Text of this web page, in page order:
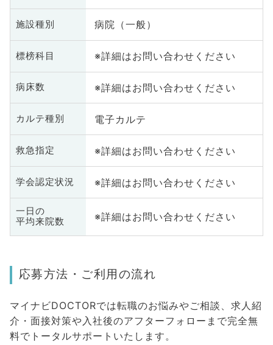
施設種別 病院（一般）
標榜科目 ※詳細はお問い合わせください
病床数 ※詳細はお問い合わせください
カルテ種別 電子カルテ
救急指定 ※詳細はお問い合わせください
学会認定状況 ※詳細はお問い合わせください
一日の
平均来院数
※詳細はお問い合わせください
応募方法・ご利用の流れ
マイナビDOCTORでは転職のお悩みやご相談、求人紹
介・面接対策や入社後のアフターフォローまで完全無
料でトータルサポートいたします。